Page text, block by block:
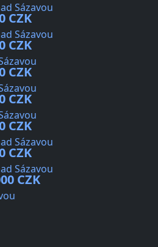
Sázavou
CZK
Sázavou
CZK
CZK
CZK
CZK
Sázavou
CZK
Sázavou
CZK